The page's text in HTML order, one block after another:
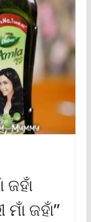
ଜହାଁ
ଜହାଁ”